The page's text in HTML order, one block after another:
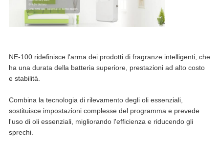
NE-100 ridefinisce l'arma dei prodotti di fragranze intelligenti, che
ha una durata della batteria superiore, prestazioni ad alto costo
e stabilità.
Combina la tecnologia di rilevamento degli oli essenziali,
sostituisce impostazioni complesse del programma e prevede
l'uso di oli essenziali, migliorando l'efficienza e riducendo gli
sprechi.